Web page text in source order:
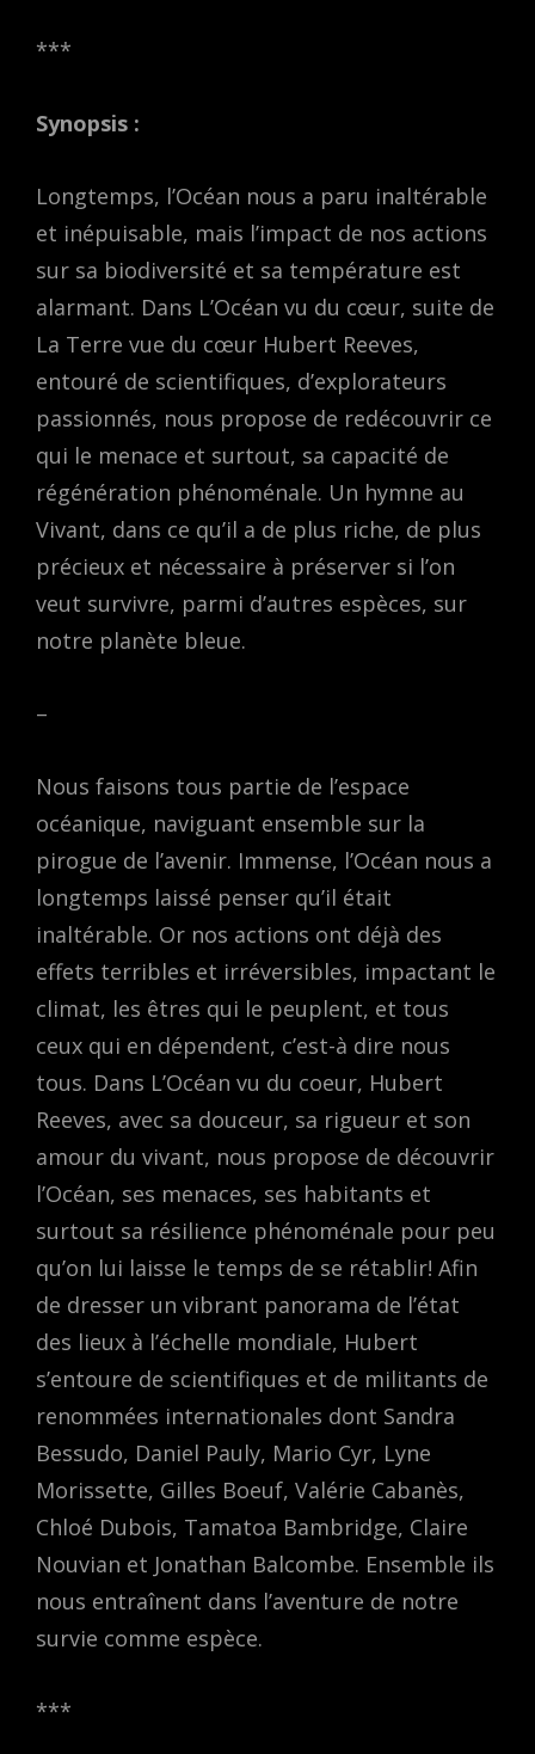
***
Synopsis :
Longtemps, l’Océan nous a paru inaltérable
et inépuisable, mais l’impact de nos actions
sur sa biodiversité et sa température est
alarmant. Dans L’Océan vu du cœur, suite de
La Terre vue du cœur Hubert Reeves,
entouré de scientifiques, d’explorateurs
passionnés, nous propose de redécouvrir ce
qui le menace et surtout, sa capacité de
régénération phénoménale. Un hymne au
Vivant, dans ce qu’il a de plus riche, de plus
précieux et nécessaire à préserver si l’on
veut survivre, parmi d’autres espèces, sur
notre planète bleue.
–
Nous faisons tous partie de l’espace
océanique, naviguant ensemble sur la
pirogue de l’avenir. Immense, l’Océan nous a
longtemps laissé penser qu’il était
inaltérable. Or nos actions ont déjà des
effets terribles et irréversibles, impactant le
climat, les êtres qui le peuplent, et tous
ceux qui en dépendent, c’est-à dire nous
tous. Dans L’Océan vu du coeur, Hubert
Reeves, avec sa douceur, sa rigueur et son
amour du vivant, nous propose de découvrir
l’Océan, ses menaces, ses habitants et
surtout sa résilience phénoménale pour peu
qu’on lui laisse le temps de se rétablir! Afin
de dresser un vibrant panorama de l’état
des lieux à l’échelle mondiale, Hubert
s’entoure de scientifiques et de militants de
renommées internationales dont Sandra
Bessudo, Daniel Pauly, Mario Cyr, Lyne
Morissette, Gilles Boeuf, Valérie Cabanès,
Chloé Dubois, Tamatoa Bambridge, Claire
Nouvian et Jonathan Balcombe. Ensemble ils
nous entraînent dans l’aventure de notre
survie comme espèce.
***